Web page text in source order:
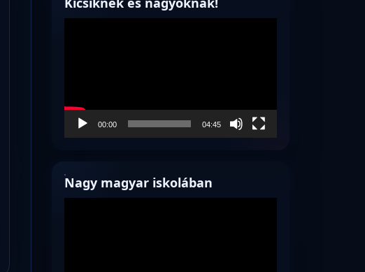
00:00 04:45
Nagy magyar iskolában